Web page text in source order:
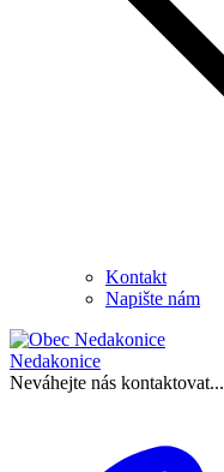
Kontakt
Napište nám
Nedakonice
Neváhejte nás kontaktovat...